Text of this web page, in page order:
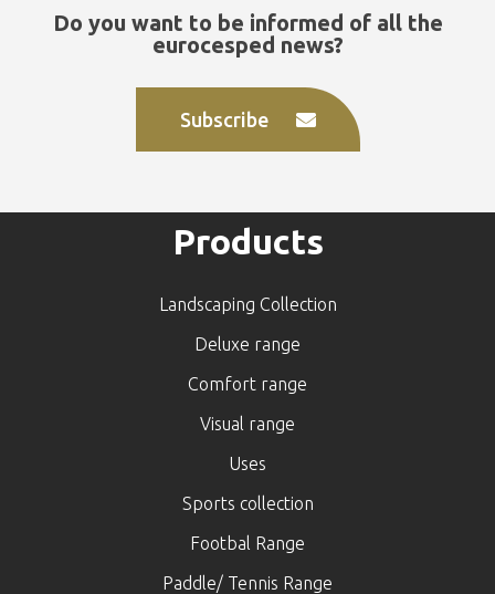
Do you want to be informed of all the
eurocesped news?
Subscribe
Products
Landscaping Collection
Deluxe range
Comfort range
Visual range
Uses
Sports collection
Footbal Range
Paddle/ Tennis Range